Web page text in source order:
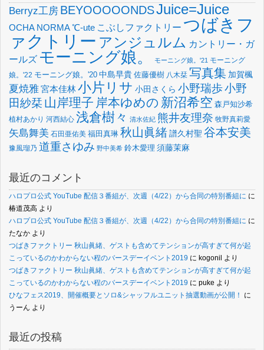
Berryz工房 BEYOOOOONDSJuice=Juice
OCHA NORMA℃-ute こぶしファクトリー つばきフ
ァクトリー アンジュルム カントリー・ガ
ールズ モーニング娘。 モーニング娘。'21 モーニング
娘。'22 モーニング娘。'20 中島早貴 佐藤優樹 八木栞 写真集 加賀楓
夏焼雅宮本佳林小片リサ 小田さくら 小野瑞歩小野
田紗栞 山岸理子 岸本ゆめの 新沼希空 森戸知沙希
植村あかり 河西結心 浅倉樹々 清水佐紀 熊井友理奈 牧野真莉愛
矢島舞美 石田亜佑美 福田真琳 秋山眞緒譜久村聖 谷本安美
豫風瑠乃 道重さゆみ 野中美希 鈴木愛理 須藤茉麻
最近のコメント
ハロプロ公式 YouTube 配信３番組が、次週（4/22）から合同の特別番組に に
椿道茂高 より
ハロプロ公式 YouTube 配信３番組が、次週（4/22）から合同の特別番組に に
たなか より
つばきファクトリー 秋山眞緒、ゲストも含めてテンションが高すぎて何が起
こっているのかわからない程のバースデーイベント2019 に kogonil より
つばきファクトリー 秋山眞緒、ゲストも含めてテンションが高すぎて何が起
こっているのかわからない程のバースデーイベント2019 に puke より
ひなフェス2019、開催概要とソロ&シャッフルユニット抽選動画が公開！
に
うーん より
最近の投稿